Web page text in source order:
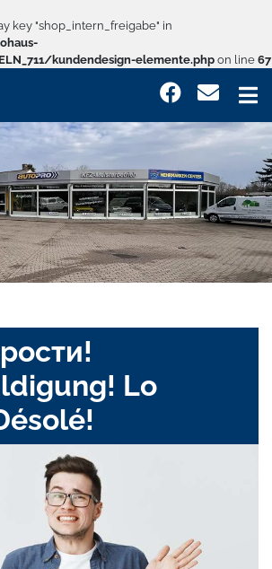
key "shop_intern_freigabe" in
kundendesign-elemente.php on line 67
Lo